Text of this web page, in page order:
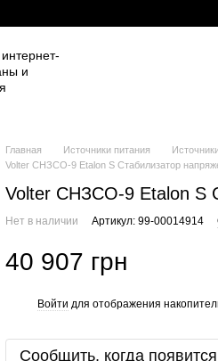
Главная Источники питания
Volter СНЗСО-9 Etalon S Стабилизатор
Volter СНЗСО-9 Etalon S
Нет в наличии Артикул: 99-00014914
40 907 грн
Войти для отображения
Сообщить, когда появится